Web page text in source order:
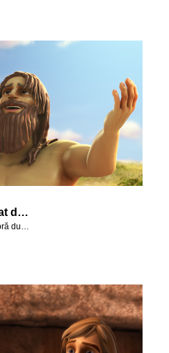
Naaman este vindecat de lepră după ce a urmat instrucțiunile lui Elisei.
Naaman este vindecat de lepră după ce a urmat instrucțiunile lui Elisei.